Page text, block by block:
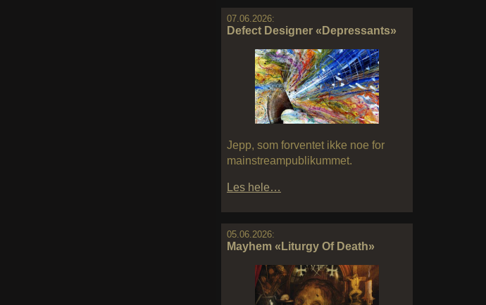
07.06.2026:
Defect Designer «Depressants»
Jepp, som forventet ikke noe for
mainstreampublikummet.
Les hele…
05.06.2026:
Mayhem «Liturgy Of Death»